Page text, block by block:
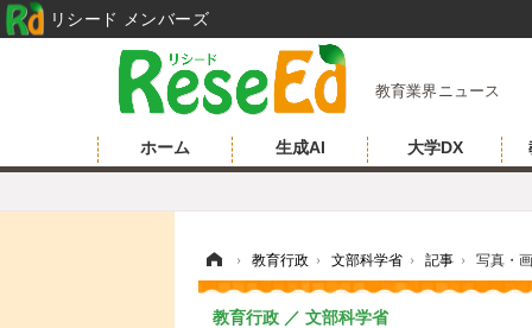
教育業界ニュース
ホーム 生成AI 大学DX
› 教育行政 › 文部科学省 › 記事 › 写真・
教育行政 文部科学省
リシード メンバーズ